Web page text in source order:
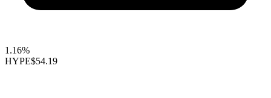
1.16%
HYPE$54.19